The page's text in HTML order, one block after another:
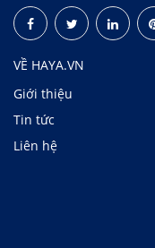
VỀ HAYA.VN
Giới thiệu
Tin tức
Liên hệ